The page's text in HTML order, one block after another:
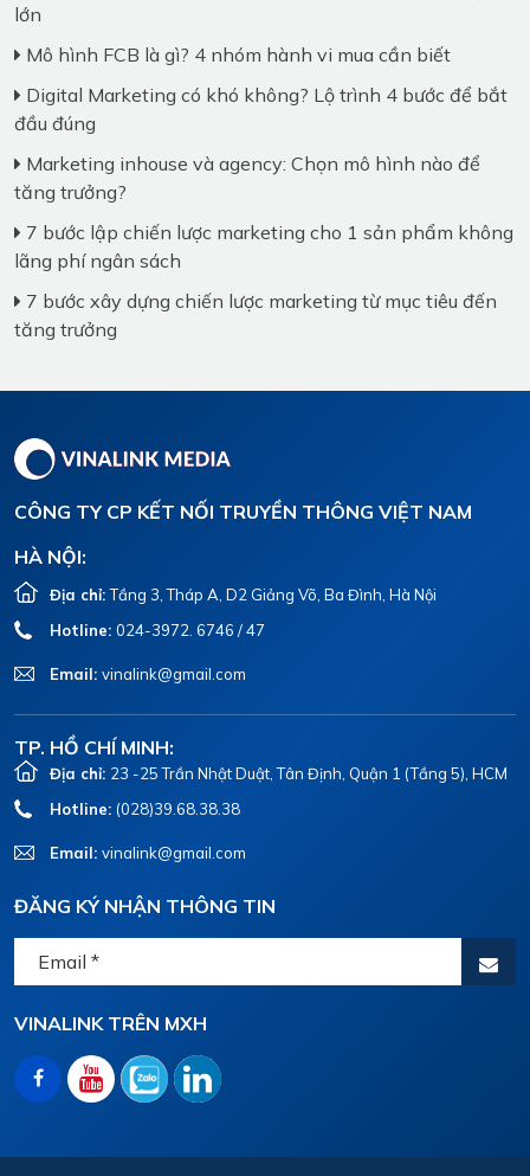
lớn
Mô hình FCB là gì? 4 nhóm hành vi mua cần biết
Digital Marketing có khó không? Lộ trình 4 bước để bắt
đầu đúng
Marketing inhouse và agency: Chọn mô hình nào để
tăng trưởng?
7 bước lập chiến lược marketing cho 1 sản phẩm không
lãng phí ngân sách
7 bước xây dựng chiến lược marketing từ mục tiêu đến
tăng trưởng
CÔNG TY CP KẾT NỐI TRUYỀN THÔNG VIỆT NAM
HÀ NỘI:
Địa chỉ:Tầng 3, Tháp A, D2 Giảng Võ, Ba Đình, Hà Nội
Hotline: 024-3972. 6746 / 47
Email: vinalink@gmail.com
TP. HỒ CHÍ MINH:
Địa chỉ: 23 -25 Trần Nhật Duật, Tân Định, Quận 1 (Tầng 5), HCM
Hotline: (028)39.68.38.38
Email: vinalink@gmail.com
ĐĂNG KÝ NHẬN THÔNG TIN
VINALINK TRÊN MXH